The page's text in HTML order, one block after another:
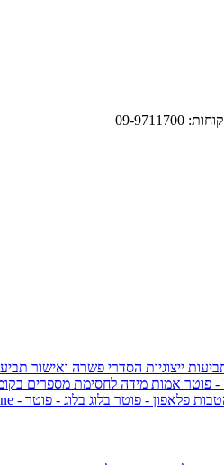
ייצוגיות הסדרי פשרה ואישור
- פוטר אמות מידה לחסימת מספרים
פלאפון - פוטר בלוג בלוג - פוטר